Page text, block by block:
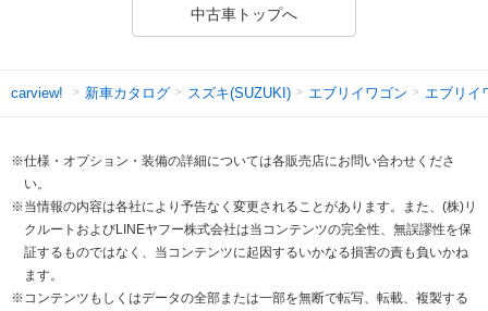
中古車トップへ
carview! 新車カタログ スズキ(SUZUKI) エブリイワゴン エブリイ
※仕様・オプション・装備の詳細については各販売店にお問い合わせくださ
い。
※当情報の内容は各社により予告なく変更されることがあります。また、(株)リ
クルートおよびLINEヤフー株式会社は当コンテンツの完全性、無誤謬性を保
証するものではなく、当コンテンツに起因するいかなる損害の責も負いかね
ます。
※コンテンツもしくはデータの全部または一部を無断で転写、転載、複製する